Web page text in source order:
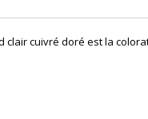
clair cuivré doré est la